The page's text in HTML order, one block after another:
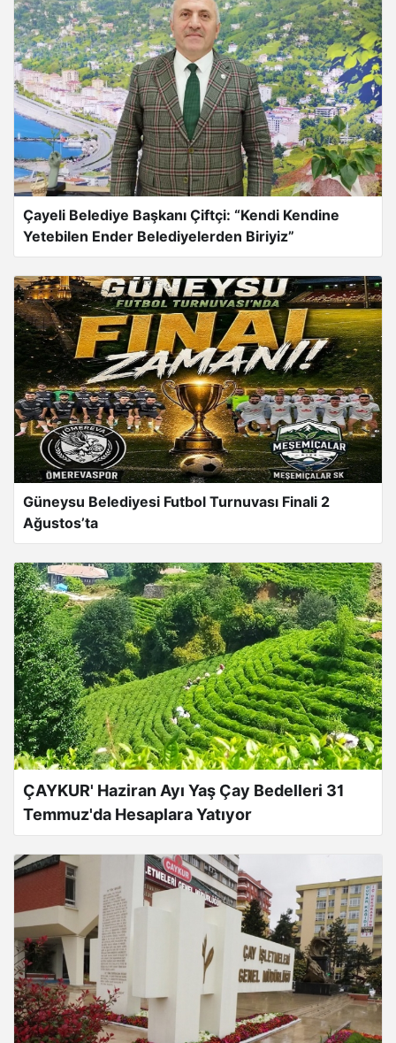
Çayeli Belediye Başkanı Çiftçi: “Kendi Kendine
Yetebilen Ender Belediyelerden Biriyiz”
Güneysu Belediyesi Futbol Turnuvası Finali 2
Ağustos’ta
ÇAYKUR' Haziran Ayı Yaş Çay Bedelleri 31
Temmuz'da Hesaplara Yatıyor